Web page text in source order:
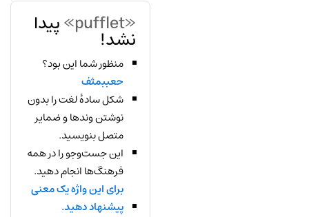
«pufflet» پیدا
نشد!
منظور شما این بود؟
حعببمثف
شکل سادهٔ لغت را بدون
نوشتن وندها و ضمایر
متصل بنویسید.
این جست‌وجو را در همه
فرهنگ‌ها انجام دهید.
برای این واژه یک معنی
پیشنهاد دهید.